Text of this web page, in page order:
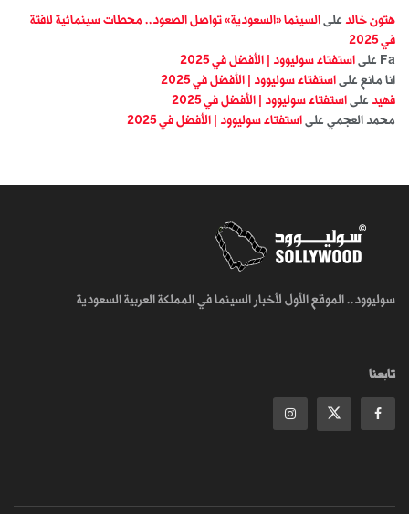
هتون خالد على السينما «السعودية» تواصل الصعود.. محطات سينمائية لافتة
في 2025
Fa على استفتاء سوليوود | الأفضل في 2025
انا مانع على استفتاء سوليوود | الأفضل في 2025
فهيد على استفتاء سوليوود | الأفضل في 2025
محمد العجمي على استفتاء سوليوود | الأفضل في 2025
سوليوود.. الموقع الأول لأخبار السينما في المملكة العربية السعودية
تابعنا